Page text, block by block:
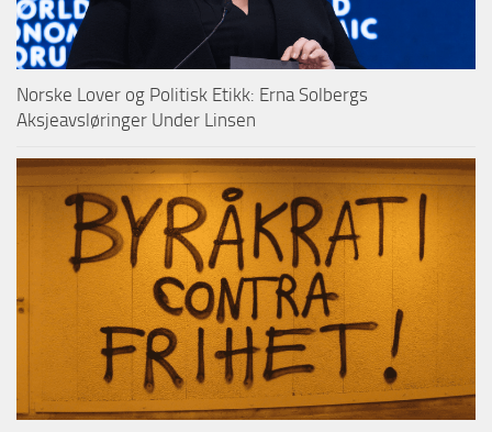
Norske Lover og Politisk Etikk: Erna Solbergs
Aksjeavsløringer Under Linsen